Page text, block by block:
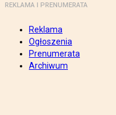
REKLAMA I PRENUMERATA
Reklama
Ogłoszenia
Prenumerata
Archiwum